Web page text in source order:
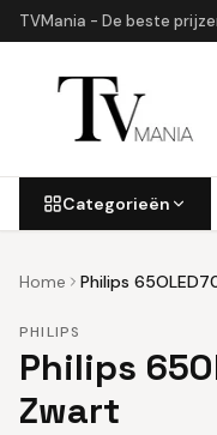
TVMania - De beste
Categorieën
Home Philips
PHILIPS
Philips
Zwart